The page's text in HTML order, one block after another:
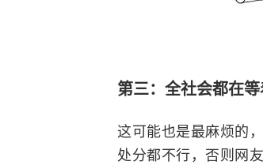
第三：全社会都在
这可能也是最麻烦的
处分都不行，否则网